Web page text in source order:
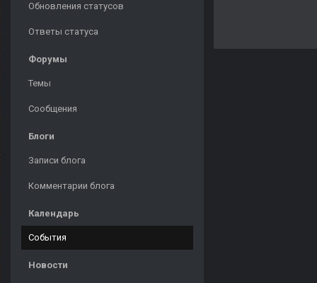
Обновления статусов
Ответы статуса
Форумы
Темы
Сообщения
Блоги
Записи блога
Комментарии блога
Календарь
События
Новости